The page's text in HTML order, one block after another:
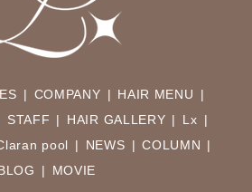
COMPANY
HAIR MENU
STAFF HAIR GALLERY
Lx
pool NEWS
COLUMN
MOVIE